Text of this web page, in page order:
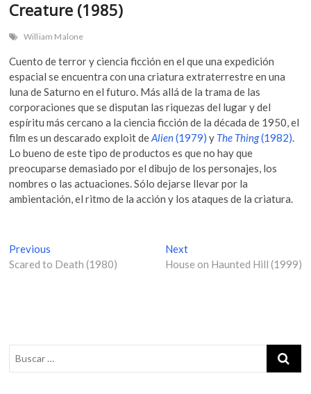
Creature (1985)
William Malone
Cuento de terror y ciencia ficción en el que una expedición
espacial se encuentra con una criatura extraterrestre en una
luna de Saturno en el futuro. Más allá de la trama de las
corporaciones que se disputan las riquezas del lugar y del
espíritu más cercano a la ciencia ficción de la década de 1950, el
film es un descarado exploit deAlien(1979) y The Thing(1982).
Lo bueno de este tipo de productos es que no hay que
preocuparse demasiado por el dibujo de los personajes, los
nombres o las actuaciones. Sólo dejarse llevar por la
ambientación, el ritmo de la acción y los ataques de la criatura.
N
a
g
a
Previous
r
p
Scared to Death (1980)
NextN
e
:
House on Haunted Hill (1999)